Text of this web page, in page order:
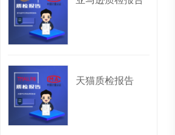
天猫质检报告